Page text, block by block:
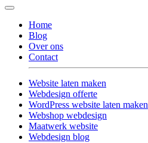
Home
Blog
Over ons
Contact
Website laten maken
Webdesign offerte
WordPress website laten maken
Webshop webdesign
Maatwerk website
Webdesign blog